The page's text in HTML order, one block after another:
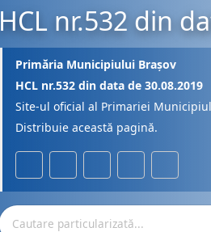
HCL nr.532 din
Primăria Municipiului Brașov
HCL nr.532 din data de 30.08.2019
Site-ul oficial al Primariei
Distribuie această pagină.